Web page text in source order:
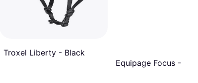
Troxel Liberty - Black
Equipage Focus -